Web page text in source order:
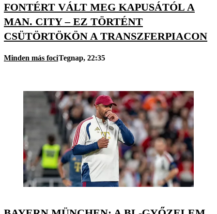
FONTÉRT VÁLT MEG KAPUSÁTÓL A
MAN. CITY – EZ TÖRTÉNT
CSÜTÖRTÖKÖN A TRANSZFERPIACON
Minden más fociTegnap, 22:35